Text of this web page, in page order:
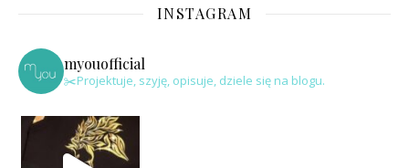
INSTAGRAM
myouofficial
✂️Projektuje, szyję, opisuje, dziele się na blogu.